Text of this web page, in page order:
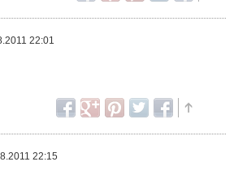
22:01
22:15